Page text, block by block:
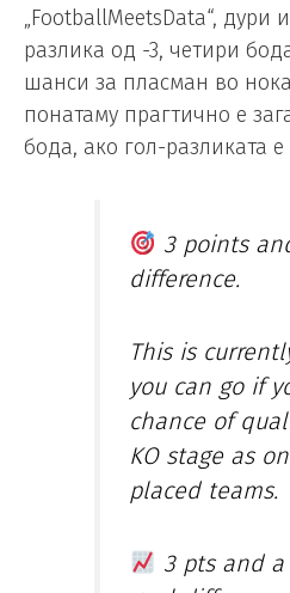
„FootballMeetsData“, дури
разлика од -3, четири
шанси за пласман во
понатаму прагтично е
бода, ако гол-разликата
3 points
difference.
This is
you can go if
chance of
KO stage as
placed teams.
3 pts and